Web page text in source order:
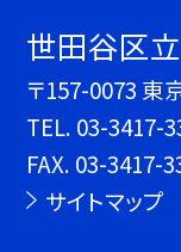
世田谷区
〒157-0073 東
TEL. 03-3417-
FAX. 03-3417-
サイトマップ